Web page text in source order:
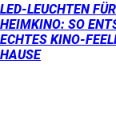
LED-LEUCHTEN
HEIMKINO: SO
ECHTES KINO-
HAUSE